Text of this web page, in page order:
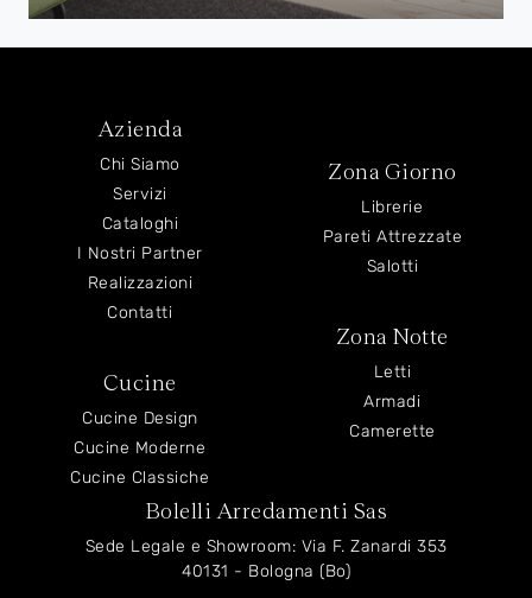
Azienda
Chi Siamo
Servizi
Cataloghi
I Nostri Partner
Realizzazioni
Contatti
Cucine
Cucine Design
Cucine Moderne
Cucine Classiche
Zona Giorno
Librerie
Pareti Attrezzate
Salotti
Zona Notte
Letti
Armadi
Camerette
Bolelli Arredamenti Sas
Sede Legale e Showroom: Via F. Zanardi 353
40131 - Bologna (Bo)